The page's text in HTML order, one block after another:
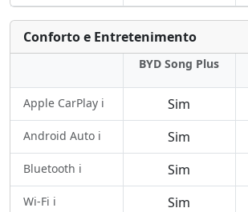
Conforto e Entretenimento
BYD Song Plus
Apple CarPlay ℹ️
Sim
Android Auto ℹ️ Sim
Bluetooth ℹ️ Sim
Wi-Fi ℹ️ Sim